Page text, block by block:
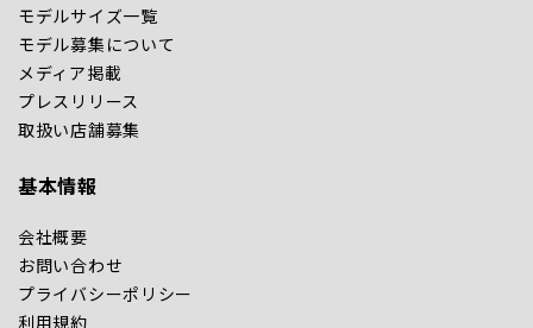
モデルサイズ一覧
モデル募集について
メディア掲載
プレスリリース
取扱い店舗募集
基本情報
会社概要
お問い合わせ
プライバシーポリシー
利用規約